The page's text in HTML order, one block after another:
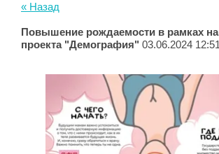
« Назад
Повышение рождаемости в рамках
проекта "Демография" 03.06.2024 12:51